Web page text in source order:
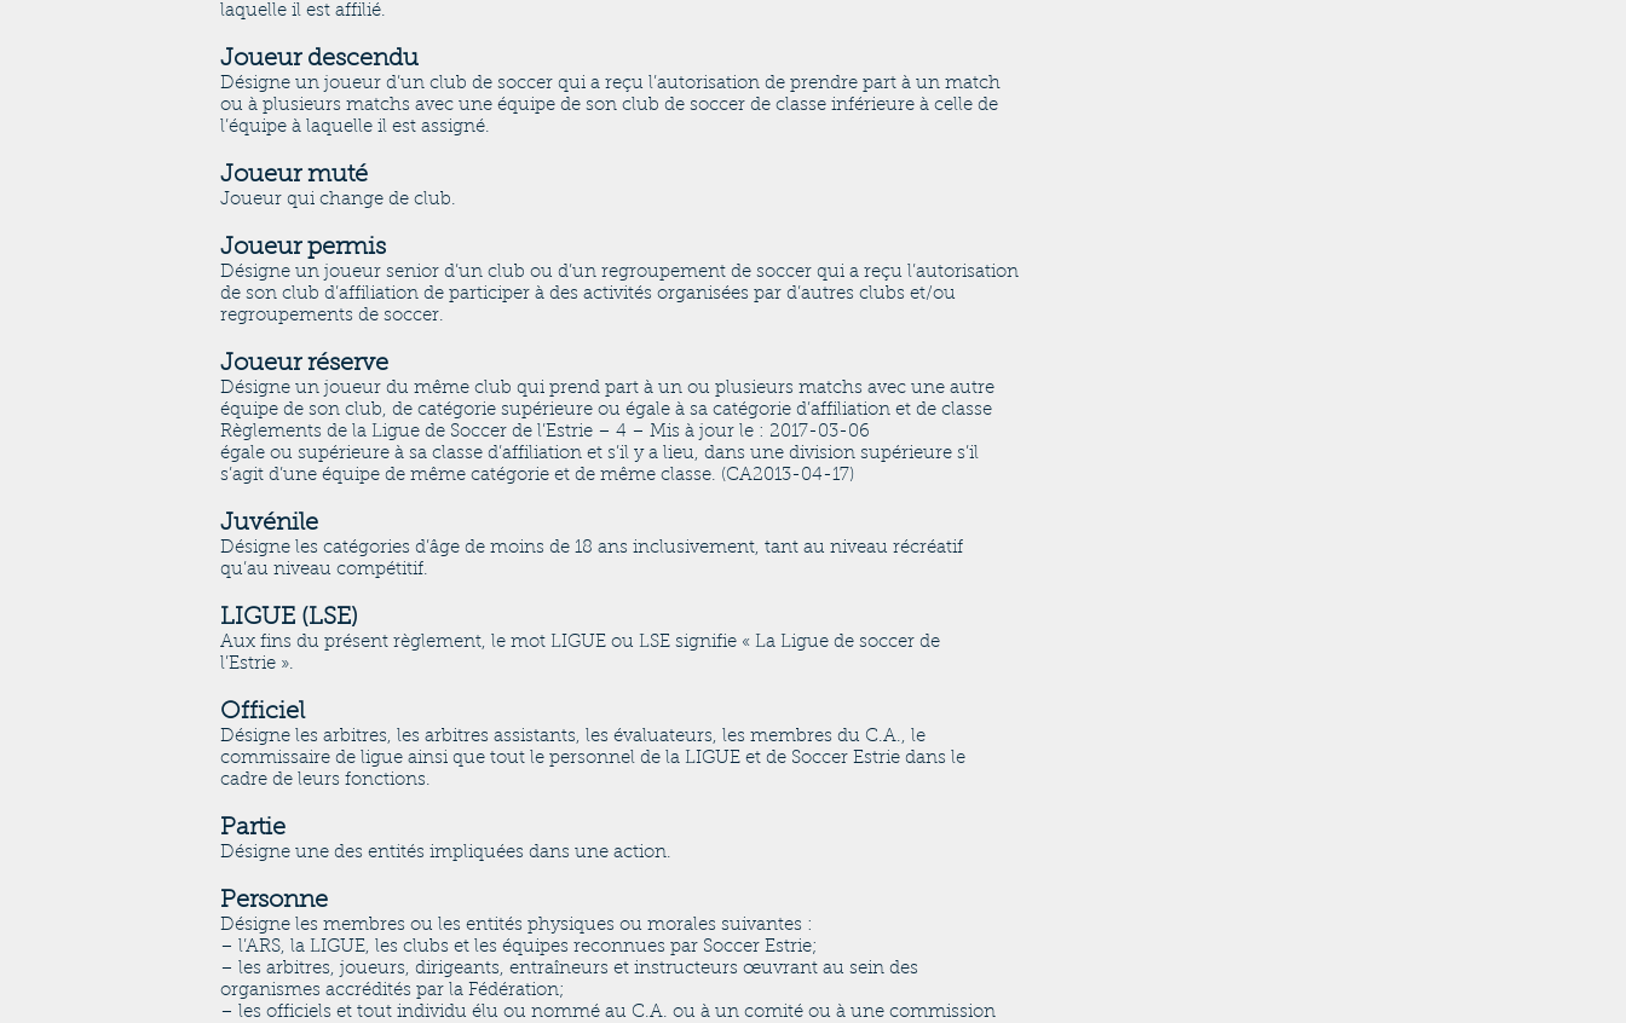
laquelle il est affilié.
Joueur descendu
Désigne un joueur d’un club de soccer qui a reçu l’autorisation de prendre part à un match
ou à plusieurs matchs avec une équipe de son club de soccer de classe inférieure à celle de
l’équipe à laquelle il est assigné.
Joueur muté
Joueur qui change de club.
Joueur permis
Désigne un joueur senior d’un club ou d’un regroupement de soccer qui a reçu l’autorisation
de son club d’affiliation de participer à des activités organisées par d’autres clubs et/ou
regroupements de soccer.
Joueur réserve
Désigne un joueur du même club qui prend part à un ou plusieurs matchs avec une autre
équipe de son club, de catégorie supérieure ou égale à sa catégorie d’affiliation et de classe
Règlements de la Ligue de Soccer de l’Estrie – 4 – Mis à jour le : 2017-03-06
égale ou supérieure à sa classe d’affiliation et s’il y a lieu, dans une division supérieure s’il
s’agit d’une équipe de même catégorie et de même classe. (CA2013-04-17)
Juvénile
Désigne les catégories d’âge de moins de 18 ans inclusivement, tant au niveau récréatif
qu’au niveau compétitif.
LIGUE (LSE)
Aux fins du présent règlement, le mot LIGUE ou LSE signifie « La Ligue de soccer de
l’Estrie ».
Officiel
Désigne les arbitres, les arbitres assistants, les évaluateurs, les membres du C.A., le
commissaire de ligue ainsi que tout le personnel de la LIGUE et de Soccer Estrie dans le
cadre de leurs fonctions.
Partie
Désigne une des entités impliquées dans une action.
Personne
Désigne les membres ou les entités physiques ou morales suivantes :
– l’ARS, la LIGUE, les clubs et les équipes reconnues par Soccer Estrie;
– les arbitres, joueurs, dirigeants, entraîneurs et instructeurs œuvrant au sein des
organismes accrédités par la Fédération;
– les officiels et tout individu élu ou nommé au C.A. ou à un comité ou à une commission